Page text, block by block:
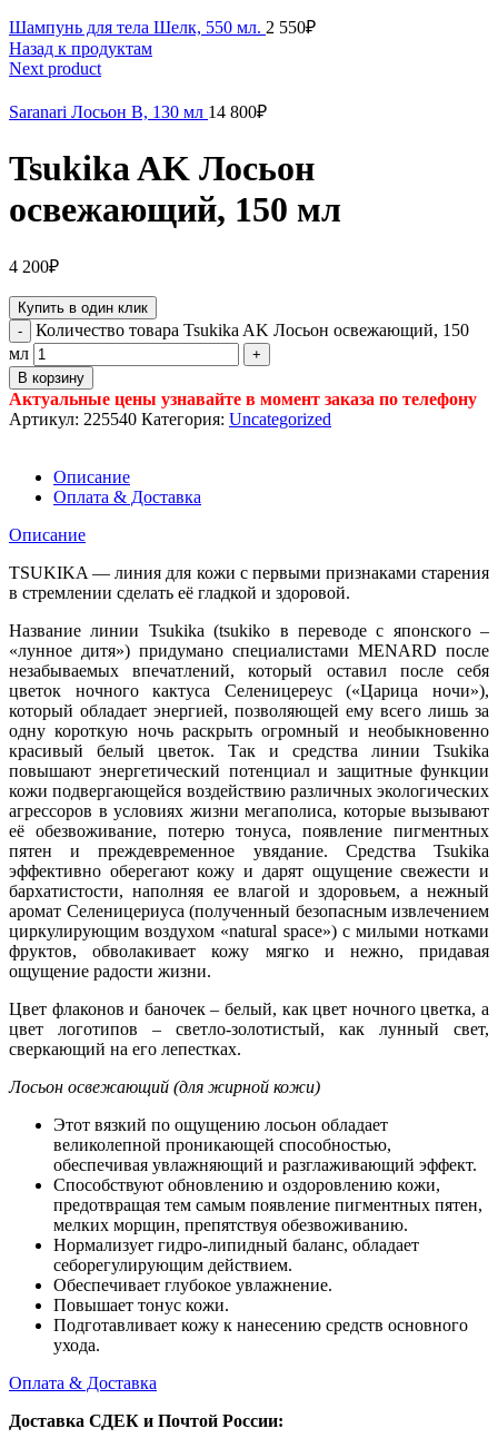
Шампунь для тела Шелк, 550 мл. 2 550₽
Назад к продуктам
Next product
Saranari Лосьон B, 130 мл 14 800₽
Tsukika AK Лосьон
освежающий, 150 мл
4 200₽
Купить в один клик
Количество товара Tsukika AK Лосьон освежающий, 150
мл
В корзину
Актуальные цены узнавайте в момент заказа по телефону
Артикул: 225540 Категория: Uncategorized
Описание
Оплата & Доставка
Описание
TSUKIKA — линия для кожи с первыми признаками старения
в стремлении сделать её гладкой и здоровой.
Название линии Tsukika (tsukiko в переводе с японского –
«лунное дитя») придумано специалистами MENARD после
незабываемых впечатлений, который оставил после себя
цветок ночного кактуса Селеницереус («Царица ночи»),
который обладает энергией, позволяющей ему всего лишь за
одну короткую ночь раскрыть огромный и необыкновенно
красивый белый цветок. Так и средства линии Tsukika
повышают энергетический потенциал и защитные функции
кожи подвергающейся воздействию различных экологических
агрессоров в условиях жизни мегаполиса, которые вызывают
её обезвоживание, потерю тонуса, появление пигментных
пятен и преждевременное увядание. Средства Tsukika
эффективно оберегают кожу и дарят ощущение свежести и
бархатистости, наполняя ее влагой и здоровьем, а нежный
аромат Селеницериуса (полученный безопасным извлечением
циркулирующим воздухом «natural space») с милыми нотками
фруктов, обволакивает кожу мягко и нежно, придавая
ощущение радости жизни.
Цвет флаконов и баночек – белый, как цвет ночного цветка, а
цвет логотипов – светло-золотистый, как лунный свет,
сверкающий на его лепестках.
Лосьон освежающий (для жирной кожи)
Этот вязкий по ощущению лосьон обладает
великолепной проникающей способностью,
обеспечивая увлажняющий и разглаживающий эффект.
Способствуют обновлению и оздоровлению кожи,
предотвращая тем самым появление пигментных пятен,
мелких морщин, препятствуя обезвоживанию.
Нормализует гидро-липидный баланс, обладает
себорегулирующим действием.
Обеспечивает глубокое увлажнение.
Повышает тонус кожи.
Подготавливает кожу к нанесению средств основного
ухода.
Оплата & Доставка
Доставка СДЕК и Почтой России: